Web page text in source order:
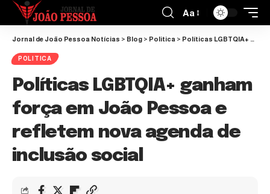
Aa
Jornal de João Pessoa Notícias > Blog > Politica > Políticas LGBTQIA+ ganham força em João Pessoa e refletem nova agenda de inclusão social
POLITICA
Políticas LGBTQIA+ ganham
força em João Pessoa e
refletem nova agenda de
inclusão social